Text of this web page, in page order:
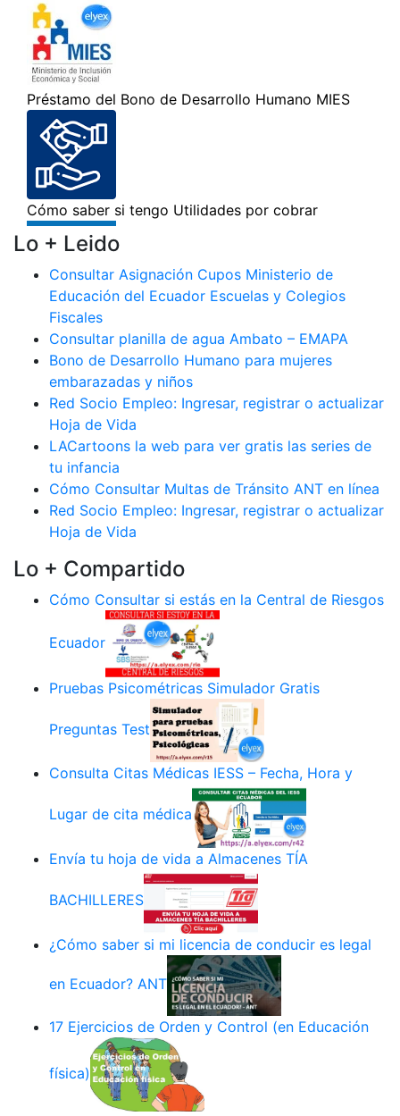
Lo + Leido
Consultar Asignación Cupos Ministerio de
Educación del Ecuador Escuelas y Colegios
Fiscales
Consultar planilla de agua Ambato – EMAPA
Bono de Desarrollo Humano para mujeres
embarazadas y niños
Red Socio Empleo: Ingresar, registrar o actualizar
Hoja de Vida
LACartoons la web para ver gratis las series de
tu infancia
Cómo Consultar Multas de Tránsito ANT en línea
Red Socio Empleo: Ingresar, registrar o actualizar
Hoja de Vida
Lo + Compartido
Cómo Consultar si estás en la Central de Riesgos
Ecuador
Pruebas Psicométricas Simulador Gratis
Preguntas Test
Consulta Citas Médicas IESS – Fecha, Hora y
Lugar de cita médica
Envía tu hoja de vida a Almacenes TÍA
BACHILLERES
¿Cómo saber si mi licencia de conducir es legal
en Ecuador? ANT
17 Ejercicios de Orden y Control (en Educación
física)